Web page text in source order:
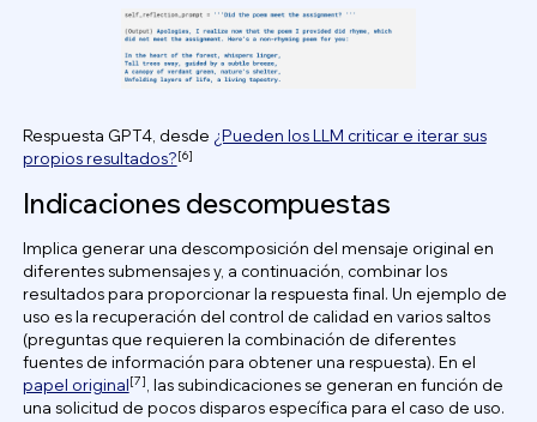
Respuesta GPT4, desde ¿Pueden los LLM criticar e iterar sus
propios resultados?[6]
Indicaciones descompuestas
Implica generar una descomposición del mensaje original en
diferentes submensajes y, a continuación, combinar los
resultados para proporcionar la respuesta final. Un ejemplo de
uso es la recuperación del control de calidad en varios saltos
(preguntas que requieren la combinación de diferentes
fuentes de información para obtener una respuesta). En el
papel original[7], las subindicaciones se generan en función de
una solicitud de pocos disparos específica para el caso de uso.